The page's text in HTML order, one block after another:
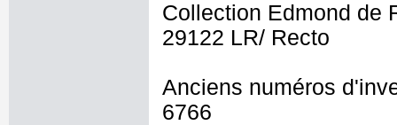
Collection Edmond de
29122 LR/ Recto
Anciens numéros
6766